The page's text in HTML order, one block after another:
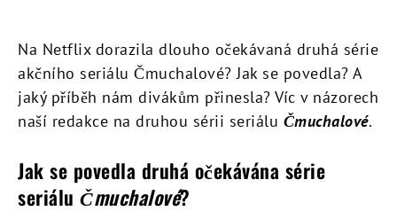
Na Netflix dorazila dlouho očekávaná druhá série
akčního seriálu Čmuchalové? Jak se povedla? A
jaký příběh nám divákům přinesla? Víc v názorech
naší redakce na druhou sérii seriálu Čmuchalové.
Jak se povedla druhá očekávána série
seriálu Čmuchalové?